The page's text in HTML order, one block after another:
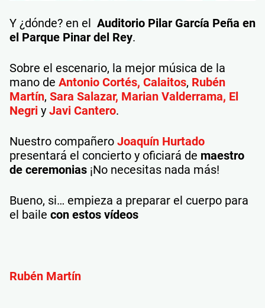
Y ¿dónde? en el Auditorio Pilar García Peña en
el Parque Pinar del Rey.
Sobre el escenario, la mejor música de la
mano de Antonio Cortés, Calaitos, Rubén
Martín, Sara Salazar, Marian Valderrama, El
Negri y Javi Cantero.
Nuestro compañero Joaquín Hurtado
presentará el concierto y oficiará de maestro
de ceremonias ¡No necesitas nada más!
Bueno, si… empieza a preparar el cuerpo para
el baile con estos vídeos
Rubén Martín